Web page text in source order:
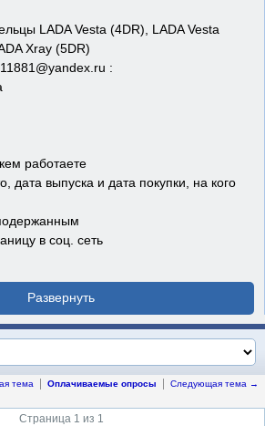
LADA Vesta (4DR), LADA Vesta
Xray (5DR)
:
работаете
дата выпуска и дата покупки, на кого
в соц. сеть
тема Оплачиваемые опросы Следующая тема →
Страница 1 из 1